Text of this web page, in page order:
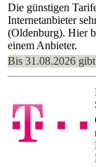
Die günstigen
Internetanbieter
(Oldenburg). Hier
einem Anbieter.
Bis 31.08.2026